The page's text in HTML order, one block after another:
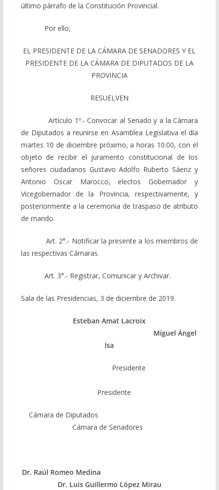
último párrafo de la Constitución Provincial.
Por ello;
EL PRESIDENTE DE LA CÁMARA DE SENADORES Y EL
PRESIDENTE DE LA CÁMARA DE DIPUTADOS DE LA
PROVINCIA
RESUELVEN
Artículo 1º.- Convocar al Senado y a la Cámara
de Diputados a reunirse en Asamblea Legislativa el día
martes 10 de diciembre próximo, a horas 10:00, con el
objeto de recibir el juramento constitucional de los
señores ciudadanos Gustavo Adolfo Ruberto Sáenz y
Antonio Oscar Marocco, electos Gobernador y
Vicegobernador de la Provincia, respectivamente, y
posteriormente a la ceremonia de traspaso de atributo
de mando.
Art. 2°.- Notificar la presente a los miembros de
las respectivas Cámaras.
Art. 3°.- Registrar, Comunicar y Archivar.
Sala de las Presidencias, 3 de diciembre de 2019.
Esteban Amat Lacroix
Miguel Ángel
Isa
Presidente
Presidente
Cámara de Diputados
Cámara de Senadores
Dr. Raúl Romeo Medina
Dr. Luis Guillermo López Mirau